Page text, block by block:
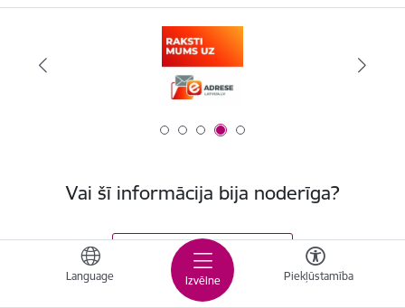
Izvēlne
Language Piekļūstamība
Vai šī informācija bija noderīga?
Sniegt atsauksmi